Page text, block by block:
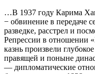
…В 1937 году Карима
− обвинение в передаче
разведке, расстрел и
Репрессии в отношении
казнь произвели
правящей и поныне
— дипломатические